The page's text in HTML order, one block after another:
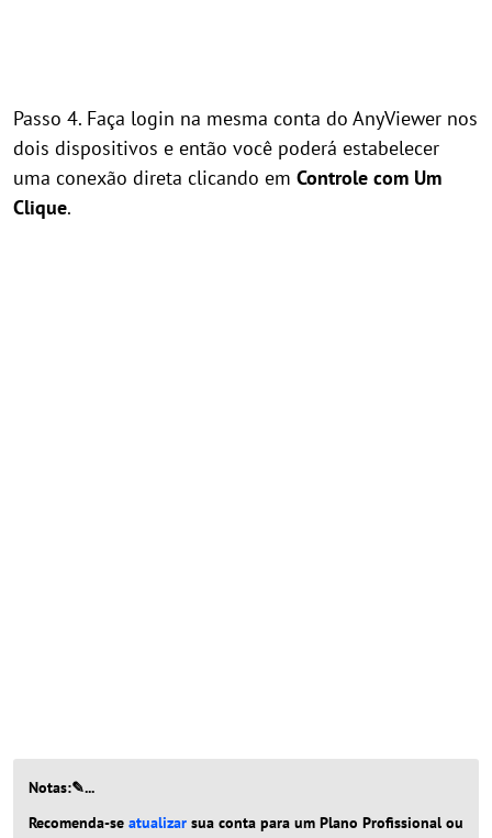
Passo 4. Faça login na mesma conta do AnyViewer nos
dois dispositivos e então você poderá estabelecer
uma conexão direta clicando em Controle com Um
Clique.
Notas:✎...
Recomenda-se atualizar sua conta para um Plano Profissional ou